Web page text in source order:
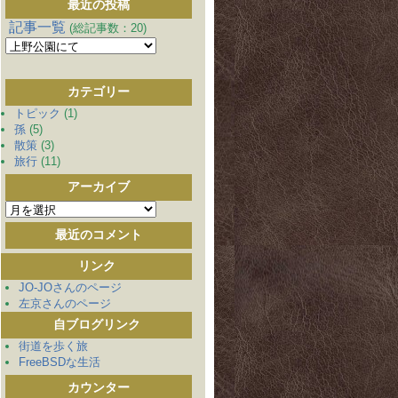
最近の投稿
記事一覧 (総記事数：20)
カテゴリー
トピック (1)
孫 (5)
散策 (3)
旅行 (11)
アーカイブ
ア
ー
カ
ブ
最近のコメント
リンク
JO-JOさんのページ
左京さんのページ
自ブログリンク
街道を歩く旅
FreeBSDな生活
カウンター